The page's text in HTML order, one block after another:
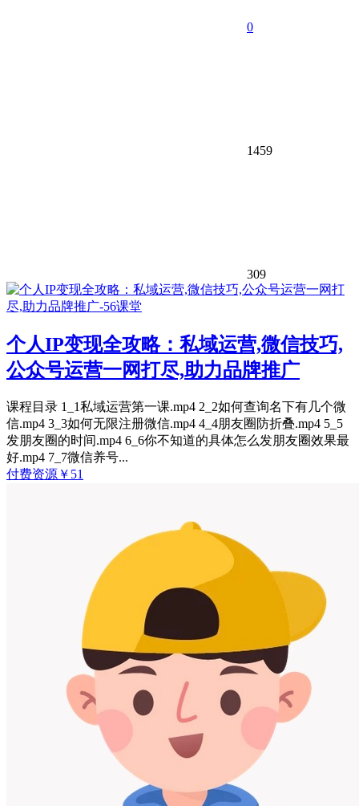
0
1459
309
个人IP变现全攻略：私域运营,微信技巧,
公众号运营一网打尽,助力品牌推广
课程目录 1_1私域运营第一课.mp4 2_2如何查询名下有几个微
信.mp4 3_3如何无限注册微信.mp4 4_4朋友圈防折叠.mp4 5_5
发朋友圈的时间.mp4 6_6你不知道的具体怎么发朋友圈效果最
好.mp4 7_7微信养号...
付费资源 ￥ 51